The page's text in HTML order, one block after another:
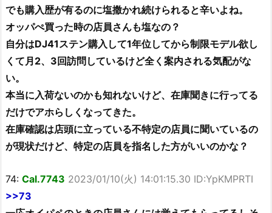
でも購入歴が有るのに塩撒かれ続けられると辛いよね。
オッパぺ買った時の店員さんも塩なの？
自分はDJ41ステン購入して1年位してから制限モデル欲し
くて月2、3回訪問しているけど全く案内される気配がな
い。
本当に入荷ないのかも知れないけど、在庫聞きに行ってる
だけでアホらしくなってきた。
在庫確認は店頭に立っている不特定の店員に聞いているの
が現状だけど、特定の店員を指名した方がいいのかな？
74: Cal.7743 2023/01/10(火) 14:01:15.30 ID:YpKMPRTI
>>73